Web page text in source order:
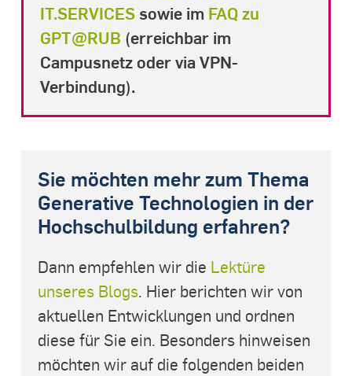
IT.SERVICESsowie im FAQ zu
GPT@RUB (erreichbar im
Campusnetz oder via VPN-
Verbindung).
Sie möchten mehr zum Thema
Generative Technologien in der
Hochschulbildung erfahren?
Dann empfehlen wir die Lektüre
unseres Blogs. Hier berichten wir von
aktuellen Entwicklungen und ordnen
diese für Sie ein. Besonders hinweisen
möchten wir auf die folgenden beiden